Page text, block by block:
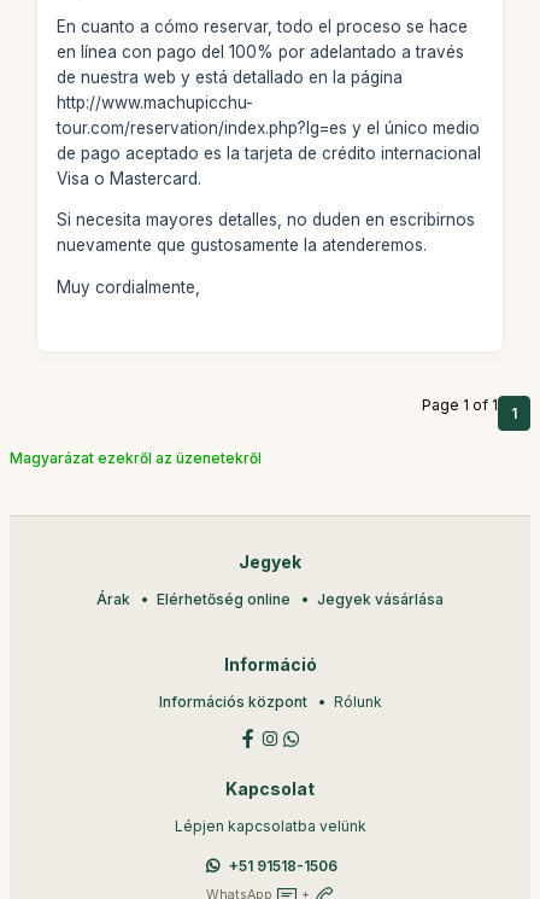
En cuanto a cómo reservar, todo el proceso se hace
en línea con pago del 100% por adelantado a través
de nuestra web y está detallado en la página
http://www.machupicchu-
tour.com/reservation/index.php?lg=es y el único medio
de pago aceptado es la tarjeta de crédito internacional
Visa o Mastercard.
Si necesita mayores detalles, no duden en escribirnos
nuevamente que gustosamente la atenderemos.
Muy cordialmente,
Page 1 of 1 1
Magyarázat ezekről az üzenetekről
Jegyek
Árak Elérhetőség online Jegyek vásárlása
Információ
Információs központ Rólunk
Kapcsolat
Lépjen kapcsolatba velünk
+51 91518-1506
WhatsApp +